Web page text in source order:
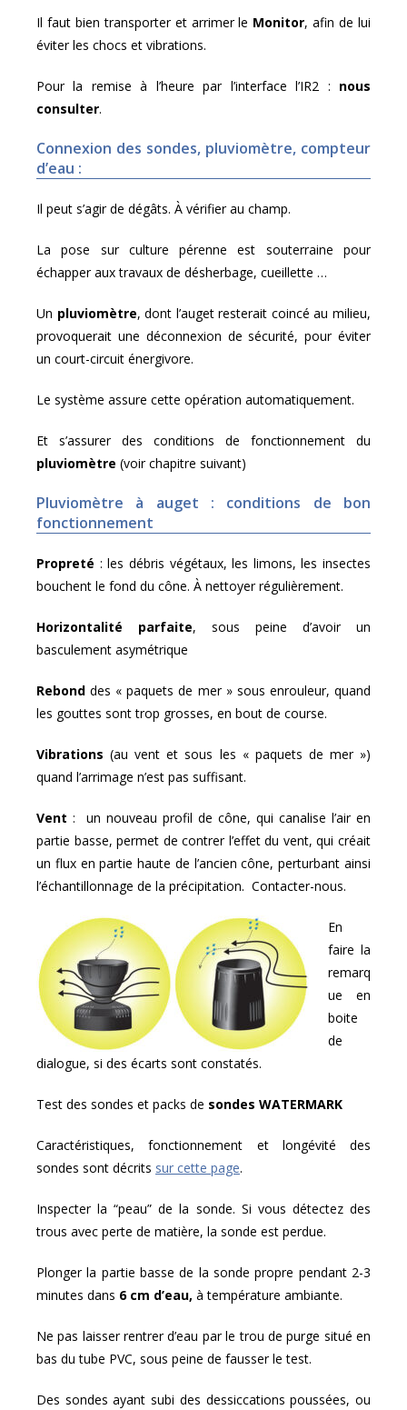
Il faut bien transporter et arrimer le Monitor, afin de lui
éviter les chocs et vibrations.
Pour la remise à l’heure par l’interface l’IR2 : nous
consulter.
Connexion des sondes, pluviomètre, compteur
d’eau :
Il peut s’agir de dégâts. À vérifier au champ.
La pose sur culture pérenne est souterraine pour
échapper aux travaux de désherbage, cueillette …
Un pluviomètre, dont l’auget resterait coincé au milieu,
provoquerait une déconnexion de sécurité, pour éviter
un court-circuit énergivore.
Le système assure cette opération automatiquement.
Et s’assurer des conditions de fonctionnement du
pluviomètre (voir chapitre suivant)
Pluviomètre à auget : conditions de bon
fonctionnement
Propreté : les débris végétaux, les limons, les insectes
bouchent le fond du cône. À nettoyer régulièrement.
Horizontalité parfaite, sous peine d’avoir un
basculement asymétrique
Rebonddes « paquets de mer » sous enrouleur, quand
les gouttes sont trop grosses, en bout de course.
Vibrations (au vent et sous les « paquets de mer »)
quand l’arrimage n’est pas suffisant.
Vent : un nouveau profil de cône, qui canalise l’air en
partie basse, permet de contrer l’effet du vent, qui créait
un flux en partie haute de l’ancien cône, perturbant ainsi
l’échantillonnage de la précipitation. Contacter-nous.
En
faire la
remarq
ue en
boite
de
dialogue, si des écarts sont constatés.
Test des sondes et packs de sondes WATERMARK
Caractéristiques, fonctionnement et longévité des
sondes sont décrits sur cette page.
Inspecter la “peau” de la sonde. Si vous détectez des
trous avec perte de matière, la sonde est perdue.
Plonger la partie basse de la sonde propre pendant 2-3
minutes dans 6 cm d’eau, à température ambiante.
Ne pas laisser rentrer d’eau par le trou de purge situé en
bas du tube PVC, sous peine de fausser le test.
Des sondes ayant subi des dessiccations poussées, ou